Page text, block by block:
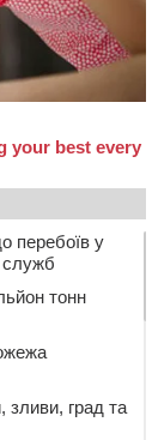
перебоїв у
служб
тонн
зливи, град та